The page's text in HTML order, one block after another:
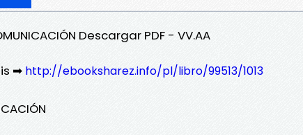
Descargar PDF - VV.AA
➡ http://ebooksharez.info/pl/libro/99513/1013